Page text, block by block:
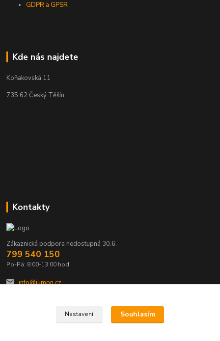
GDPR a GPSR
Kde nás najdete
Koňakovská 11
735 62 Český Těšín
Kontakty
Zákaznická podpora nedostupná 30.6.
799 540 150
Po-Pá: 8:00-13:00 hod.
info@jumon.cz
Nastavení Souhlasím